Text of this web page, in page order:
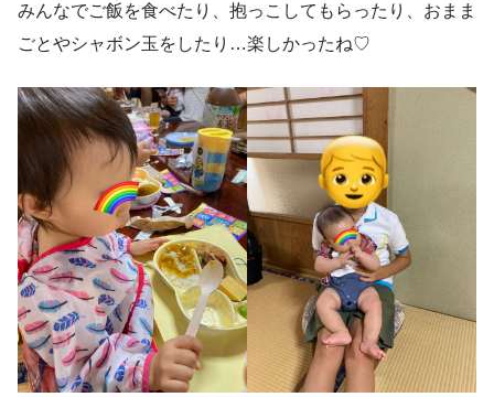
みんなでご飯を食べたり、抱っこしてもらったり、おまま
ごとやシャボン玉をしたり…楽しかったね♡